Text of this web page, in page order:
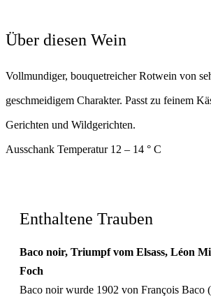
Über diesen Wein
Vollmundiger, bouquetreicher Rotwein von
geschmeidigem Charakter. Passt zu feinem
Gerichten und Wildgerichten.
Ausschank Temperatur 12 – 14 ° C
Enthaltene Trauben
Baco noir, Triumpf vom Elsass, Léon
Foch
Baco noir wurde 1902 von François Baco